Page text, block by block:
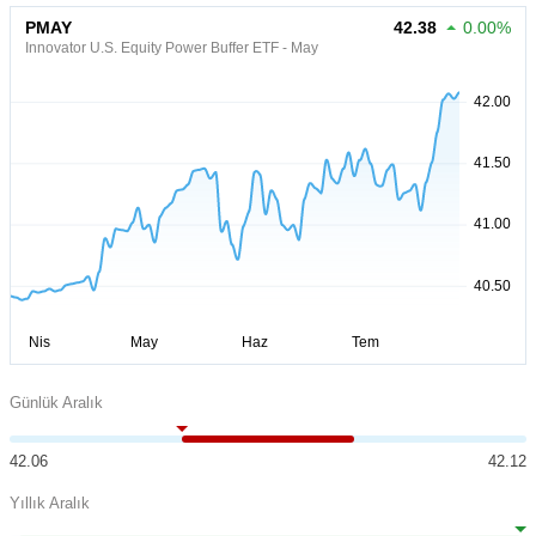
PMAY
Innovator U.S. Equity Power Buffer ETF - May
42.38 0.00%
Günlük Aralık
42.06 42.12
Yıllık Aralık